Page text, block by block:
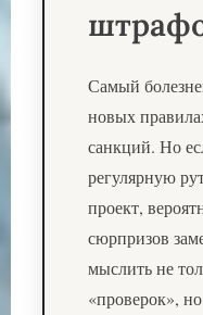
Самый
новых
санкций. Но
регулярную
проект,
сюрпризов
мыслить не
«проверок»,